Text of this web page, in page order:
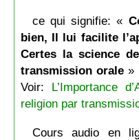
ce qui signifie: «
bien, Il lui facilite
Certes la science
transmission orale»
Voir: L’Importance
religion par
Cours audio en